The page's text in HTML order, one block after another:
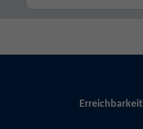
Erreichbarkeit